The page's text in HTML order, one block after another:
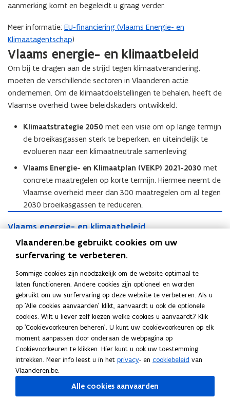
aanmerking komt en begeleidt u graag verder.
Meer informatie: EU-financiering (Vlaams Energie- en
Klimaatagentschap)
Vlaams energie- en klimaatbeleid
Om bij te dragen aan de strijd tegen klimaatverandering,
moeten de verschillende sectoren in Vlaanderen actie
ondernemen. Om de klimaatdoelstellingen te behalen, heeft de
Vlaamse overheid twee beleidskaders ontwikkeld:
Klimaatstrategie 2050 met een visie om op lange termijn
de broeikasgassen sterk te beperken, en uiteindelijk te
evolueren naar een klimaatneutrale samenleving
Vlaams Energie- en Klimaatplan (VEKP) 2021-2030 met
concrete maatregelen op korte termijn. Hiermee neemt de
Vlaamse overheid meer dan 300 maatregelen om al tegen
2030 broeikasgassen te reduceren.
lVlaams energie- en klimaatbeleid
V
Vlaams klimaatbeleid per sector
Klimaatstrategie 2050, VEKP 2021-2030
Deel deze pagina
L
i
n
k
d
K
o
p
i
e
Contact
Vraag over de inhoud op deze pagina? Stel uw vraag via
Vlaanderen.be gebruikt cookies om uw
surfervaring te verbeteren.
Sommige cookies zijn noodzakelijk om de website optimaal te
laten functioneren. Andere cookies zijn optioneel en worden
gebruikt om uw surfervaring op deze website te verbeteren. Als u
op 'Alle cookies aanvaarden' klikt, aanvaardt u ook de optionele
cookies. Wilt u liever zelf kiezen welke cookies u aanvaardt? Klik
op 'Cookievoorkeuren beheren'. U kunt uw cookievoorkeuren op elk
moment aanpassen door onderaan de webpagina op
Cookievoorkeuren te klikken. Hier kunt u ook uw toestemming
intrekken. Meer info leest u in het privacy- en cookiebeleid van
Vlaanderen.be.
Alle cookies aanvaarden